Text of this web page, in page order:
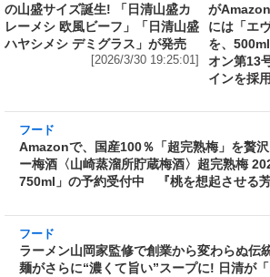
の山盛サイズ誕生! 「日清山盛カ
レーメシ 欧風ビーフ」「日清山盛
ハヤシメシ デミグラス」が発売
[2026/3/30 19:25:01]
が
には「エ
を、
オン第13
インを採用
Amazonで、国産100％
用した「サントリー梅
酒〉超完熟梅 2026
予約受付中 『桃を想
わい』
フード